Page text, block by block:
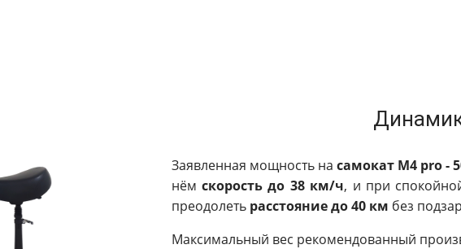
Заявленная мощность на самокат M4 pro -
нём скорость до 38 км/ч, и при
преодолеть расстояние до 40 км без
Максимальный вес рекомендованный